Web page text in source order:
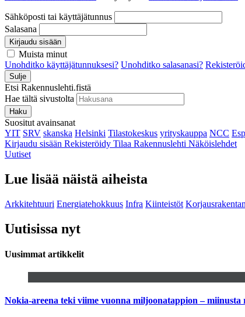
Sähköposti tai käyttäjätunnus
Salasana
Kirjaudu sisään
Muista minut
Unohditko käyttäjätunnuksesi? Unohditko salasanasi?
Sulje
Etsi Rakennuslehti.fistä
Hae tältä sivustolta
Haku
Suositut avainsanat
YIT SRV skanska Helsinki Tilastokeskus yrityskauppa NCC
Kirjaudu sisään Rekisteröidy Tilaa Rakennuslehti Näköislehdet
Uutiset
Lue lisää näistä aiheista
Arkkitehtuuri Energiatehokkuus Infra Kiinteistöt
Uutisissa nyt
Uusimmat artikkelit
Nokia-areena teki viime vuonna miljoonatappion – miinusta